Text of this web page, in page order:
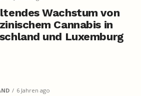
Wachstum von
Cannabis in
und Luxemburg
6 Jahren ago